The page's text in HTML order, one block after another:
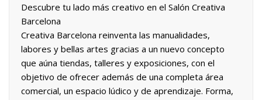
Descubre tu lado más creativo en el Salón Creativa
Barcelona
Creativa Barcelona reinventa las manualidades,
labores y bellas artes gracias a un nuevo concepto
que aúna tiendas, talleres y exposiciones, con el
objetivo de ofrecer además de una completa área
comercial, un espacio lúdico y de aprendizaje. Forma,